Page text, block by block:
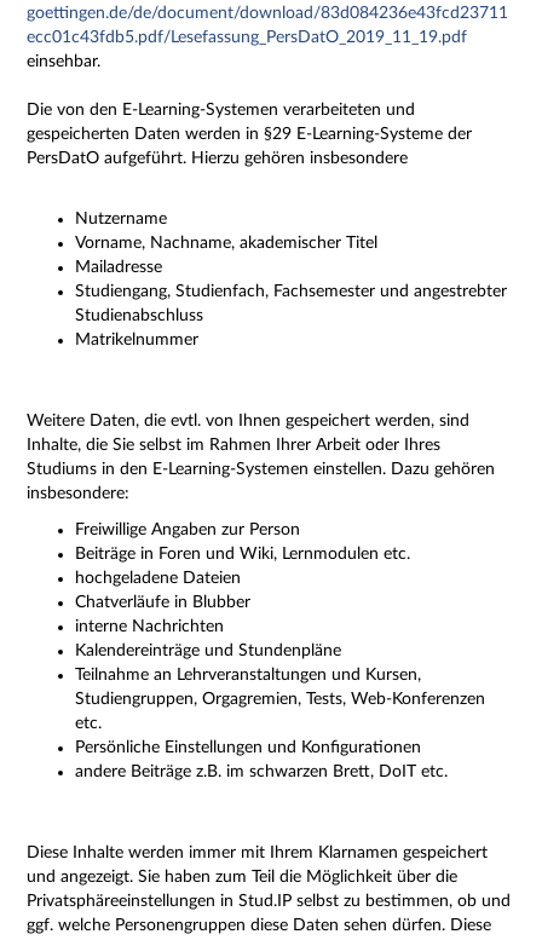
goettingen.de/de/document/download/83d084236e43fcd23711
ecc01c43fdb5.pdf/Lesefassung_PersDatO_2019_11_19.pdf
einsehbar.
Die von den E-Learning-Systemen verarbeiteten und
gespeicherten Daten werden in §29 E-Learning-Systeme der
PersDatO aufgeführt. Hierzu gehören insbesondere
Nutzername
Vorname, Nachname, akademischer Titel
Mailadresse
Studiengang, Studienfach, Fachsemester und angestrebter
Studienabschluss
Matrikelnummer
Weitere Daten, die evtl. von Ihnen gespeichert werden, sind
Inhalte, die Sie selbst im Rahmen Ihrer Arbeit oder Ihres
Studiums in den E-Learning-Systemen einstellen. Dazu gehören
insbesondere:
Freiwillige Angaben zur Person
Beiträge in Foren und Wiki, Lernmodulen etc.
hochgeladene Dateien
Chatverläufe in Blubber
interne Nachrichten
Kalendereinträge und Stundenpläne
Teilnahme an Lehrveranstaltungen und Kursen,
Studiengruppen, Orgagremien, Tests, Web-Konferenzen
etc.
Persönliche Einstellungen und Konfigurationen
andere Beiträge z.B. im schwarzen Brett, DoIT etc.
Diese Inhalte werden immer mit Ihrem Klarnamen gespeichert
und angezeigt. Sie haben zum Teil die Möglichkeit über die
Privatsphäreeinstellungen in Stud.IP selbst zu bestimmen, ob und
ggf. welche Personengruppen diese Daten sehen dürfen. Diese